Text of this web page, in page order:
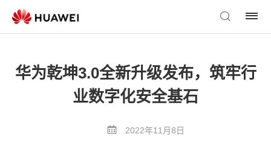
华为乾坤3.0全新升级发布，筑牢行
业数字化安全基石
2022年11月8日